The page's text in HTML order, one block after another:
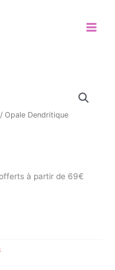
/ Opale Dendritique
à partir de 69€